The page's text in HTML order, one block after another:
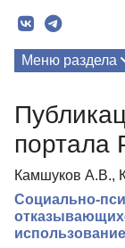
Меню раздела
портала
Камшуков А.В.,
Социально-